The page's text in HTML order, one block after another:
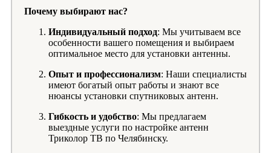
Почему выбирают нас?
Индивидуальный подход: Мы учитываем все
особенности вашего помещения и выбираем
оптимальное место для установки антенны.
Опыт и профессионализм: Наши специалисты
имеют богатый опыт работы и знают все
нюансы установки спутниковых антенн.
Гибкость и удобство: Мы предлагаем
выездные услуги по настройке антенн
Триколор ТВ по Челябинску.